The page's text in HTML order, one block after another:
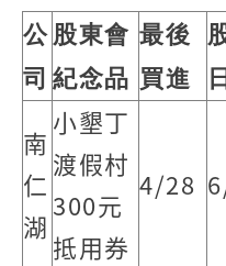
公
司
股東會
紀念品
最後
買進
日
南
仁
湖
小墾丁
渡假村
300元
抵用券
4/28